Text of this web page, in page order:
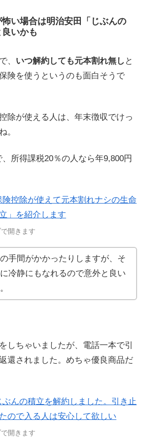
い場合は明治安田「じぶんの
いかも
、 いつ解約しても元本割れ無し と
険を使うというのも面白そうで
除が使える人は、年末徴収でけっ
。
、所得課税20％の人なら年9,800円
険控除が使えて元本割れナシの生命
」を紹介します
開きます
手間がかかったりしますが、そ
冷静にもなれるので意外と良い
しちゃいましたが、電話一本で引
還されました。めちゃ優良商品だ
ぶんの積立を解約しました。引き止
ので入る人は安心して欲しい
開きます